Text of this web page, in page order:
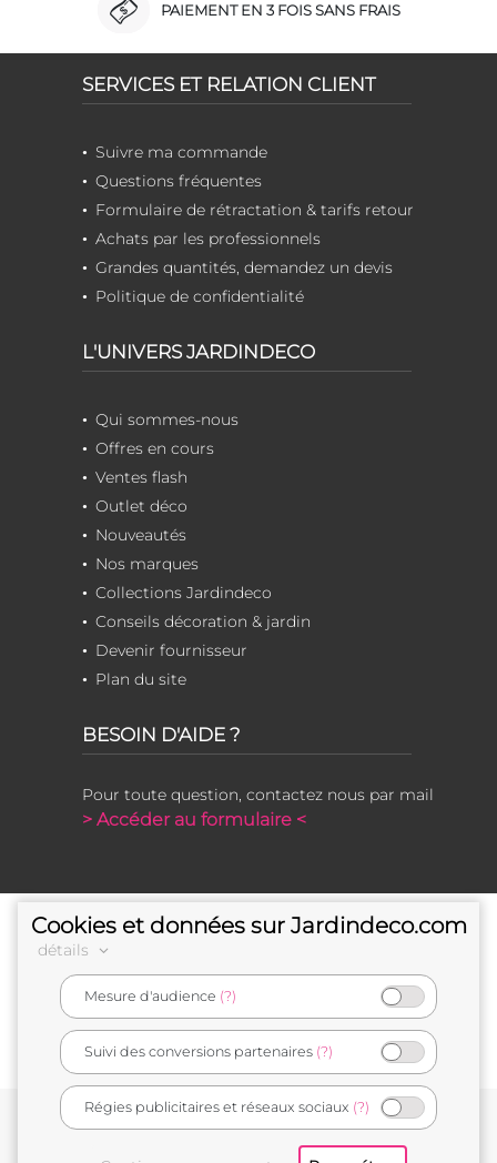
PAIEMENT EN 3 FOIS SANS FRAIS
SERVICES ET RELATION CLIENT
Suivre ma commande
Questions fréquentes
Formulaire de rétractation & tarifs retour
Achats par les professionnels
Grandes quantités, demandez un devis
Politique de confidentialité
L'UNIVERS JARDINDECO
Qui sommes-nous
Offres en cours
Ventes flash
Outlet déco
Nouveautés
Nos marques
Collections Jardindeco
Conseils décoration & jardin
Devenir fournisseur
Plan du site
BESOIN D'AIDE ?
Pour toute question, contactez nous par mail
> Accéder au formulaire <
e-commerçant français
Cookies et données sur Jardindeco.com
détails
Mesure d'audience (?)
Suivi des conversions partenaires (?)
Régies publicitaires et réseaux sociaux (?)